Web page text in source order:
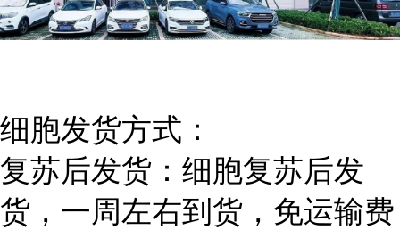
细胞发货方式：
复苏后发货：细胞复苏后发
货，一周左右到货，免运输费